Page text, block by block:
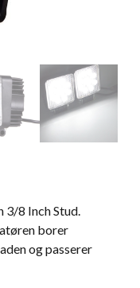
3/8 Inch Stud.
borer
og passerer